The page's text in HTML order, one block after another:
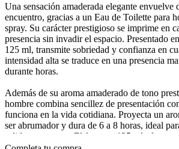
Una sensación amaderada elegante envuelve
encuentro, gracias a un Eau de Toilette para
spray. Su carácter prestigioso se imprime en
presencia sin invadir el espacio. Presentado
125 ml, transmite sobriedad y confianza en
intensidad alta se traduce en una presencia
durante horas.
Además de su aroma amaderado de tono
hombre combina sencillez de presentación
funciona en la vida cotidiana. Proyecta un
ser abrumador y dura de 6 a 8 horas, ideal
salidas nocturnas. El formato 125 ml ofrece
para reponer en momentos clave sin perder el